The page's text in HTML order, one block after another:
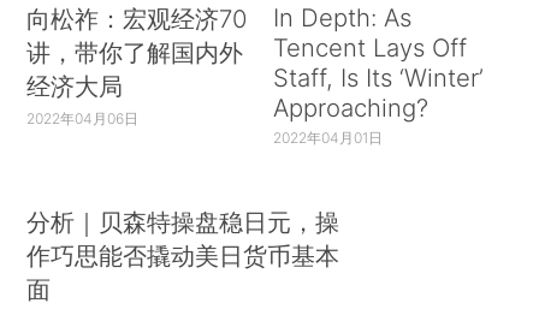
向松祚：宏观经济70
讲，带你了解国内外
经济大局
2022年04月06日
In Depth: As
Tencent Lays Off
Staff, Is Its ‘Winter’
Approaching?
2022年04月01日
分析｜贝森特操盘稳日元，操
作巧思能否撬动美日货币基本
面